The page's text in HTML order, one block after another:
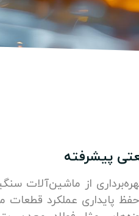
پیشرفته
از ماشین‌آلات
پایداری عملکرد قطعات